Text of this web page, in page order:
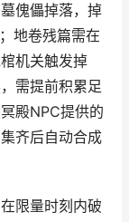
傀儡掉落，掉
地卷残篇需在
机关触发掉
需提前积累足
殿NPC提供的
齐后自动合成
限量时刻内破